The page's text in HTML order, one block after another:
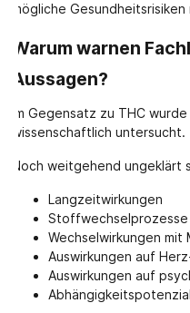
mögliche
Warum warnen
Aussagen?
Im Gegensatz zu THC
wissenschaftlich untersucht.
Noch weitgehend ungeklärt
Langzeitwirkungen
Stoffwechselprozesse
Wechselwirkungen mit
Auswirkungen auf
Auswirkungen auf
Abhängigkeitspotenzial